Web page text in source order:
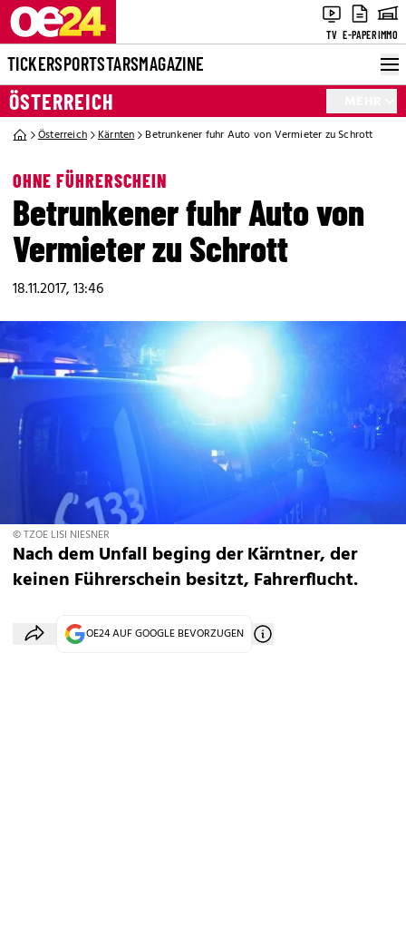
TV E-PAPERIMMO
TICKERSPORTSTARSMAGAZINE
ÖSTERREICH
Österreich Kärnten Betrunkener fuhr Auto von Vermieter zu Schrott
OHNE FÜHRERSCHEIN
Betrunkener fuhr Auto von
Vermieter zu Schrott
18.11.2017, 13:46
© TZOE LISI NIESNER
Nach dem Unfall beging der Kärntner, der
keinen Führerschein besitzt, Fahrerflucht.
OE24 AUF GOOGLE BEVORZUGEN